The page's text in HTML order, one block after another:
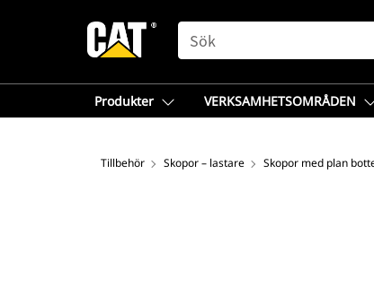
SEARCH
Produkter VERKSAMHETSOMRÅDEN
Tillbehör Skopor – lastare